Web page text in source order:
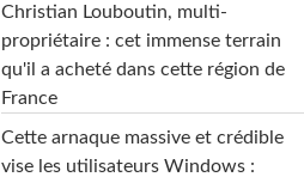
Christian Louboutin, multi-
propriétaire : cet immense terrain
qu'il a acheté dans cette région de
France
Cette arnaque massive et crédible
vise les utilisateurs Windows :